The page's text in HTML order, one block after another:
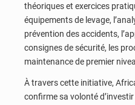
théoriques et exercices
équipements de levage,
prévention des accidents,
consignes de sécurité, les
maintenance de premier
À travers cette initiative,
confirme sa volonté